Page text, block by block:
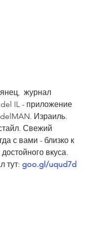
журнал
IL - приложение
Израиль.
Свежий
с вами - близко к
вкуса.
тут: goo.gl/uqud7d